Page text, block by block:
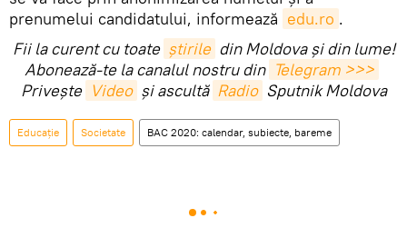
prenumelui candidatului, informează edu.ro .
Fii la curent cu toate știrile din Moldova și din lume!
Abonează-te la canalul nostru din Telegram >>>
Privește Video și ascultă Radio Sputnik Moldova
Educație Societate BAC 2020: calendar, subiecte, bareme